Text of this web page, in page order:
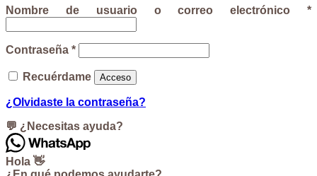
Nombre de usuario o correo electrónico *
Contraseña *
Recuérdame Acceso
¿Olvidaste la contraseña?
💬 ¿Necesitas ayuda?
Hola 👋